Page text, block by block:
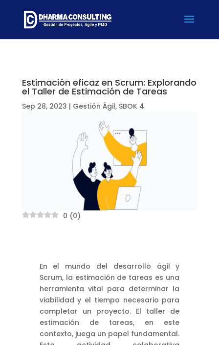
Estimación eficaz en Scrum: Explorando
el Taller de Estimación de Tareas
Sep 28, 2023 | Gestión Ágil, SBOK 4
0 (0)
En el mundo del desarrollo ágil y
Scrum, la estimación de tareas es una
herramienta vital para determinar la
viabilidad y el tiempo necesario para
completar un proyecto. El taller de
estimación de tareas, en este
contexto, juega un papel fundamental.